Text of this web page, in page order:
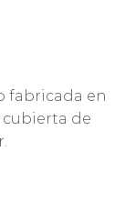
fabricada en
cubierta de